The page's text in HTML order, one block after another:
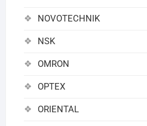
NOVOTECHNIK
NSK
OMRON
OPTEX
ORIENTAL